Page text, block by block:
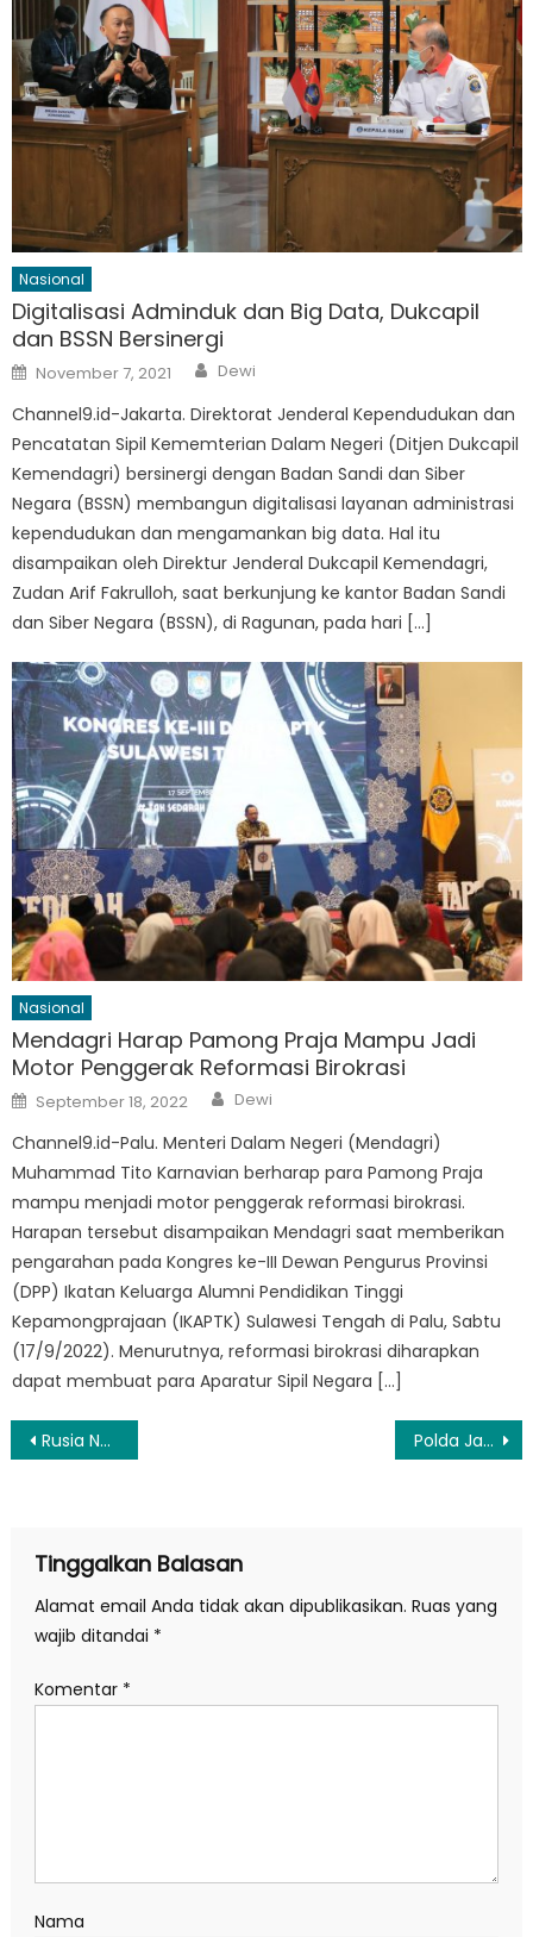
Nasional
Digitalisasi Adminduk dan Big Data, Dukcapil
dan BSSN Bersinergi
Posted
on
November 7, 2021 Author
Dewi
Channel9.id-Jakarta. Direktorat Jenderal Kependudukan dan
Pencatatan Sipil Kememterian Dalam Negeri (Ditjen Dukcapil
Kemendagri) bersinergi dengan Badan Sandi dan Siber
Negara (BSSN) membangun digitalisasi layanan administrasi
kependudukan dan mengamankan big data. Hal itu
disampaikan oleh Direktur Jenderal Dukcapil Kemendagri,
Zudan Arif Fakrulloh, saat berkunjung ke kantor Badan Sandi
dan Siber Negara (BSSN), di Ragunan, pada hari […]
Nasional
Mendagri Harap Pamong Praja Mampu Jadi
Motor Penggerak Reformasi Birokrasi
Posted
on
September 18, 2022 Author
Dewi
Channel9.id-Palu. Menteri Dalam Negeri (Mendagri)
Muhammad Tito Karnavian berharap para Pamong Praja
mampu menjadi motor penggerak reformasi birokrasi.
Harapan tersebut disampaikan Mendagri saat memberikan
pengarahan pada Kongres ke-III Dewan Pengurus Provinsi
(DPP) Ikatan Keluarga Alumni Pendidikan Tinggi
Kepamongprajaan (IKAPTK) Sulawesi Tengah di Palu, Sabtu
(17/9/2022). Menurutnya, reformasi birokrasi diharapkan
dapat membuat para Aparatur Sipil Negara […]
Navigasi
Rusia Nyatakan Tidak Ingin Memanaskan Situasi di Laut Hitam Polda Jatim Luncurkan 12 Unit Mobil INCAR dan Resmikan Aplikasi SKRIP
Tinggalkan Balasan
Alamat email Anda tidak akan dipublikasikan. Ruas yang
wajib ditandai *
Komentar *
Nama